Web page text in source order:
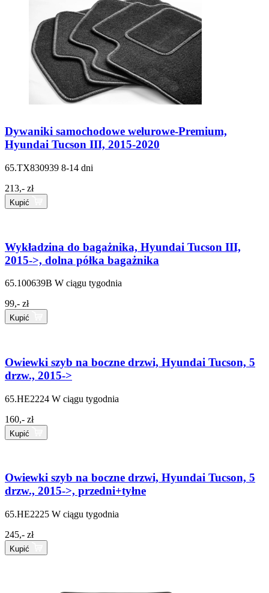
Dywaniki samochodowe welurowe-Premium,
Hyundai Tucson III, 2015-2020
65.TX830939 8-14 dni
213,- zł
Kupić
Wykładzina do bagażnika, Hyundai Tucson III,
2015->, dolna półka bagażnika
65.100639B W ciągu tygodnia
99,- zł
Kupić
Owiewki szyb na boczne drzwi, Hyundai Tucson, 5
drzw., 2015->
65.HE2224 W ciągu tygodnia
160,- zł
Kupić
Owiewki szyb na boczne drzwi, Hyundai Tucson, 5
drzw., 2015->, przedni+tyłne
65.HE2225 W ciągu tygodnia
245,- zł
Kupić